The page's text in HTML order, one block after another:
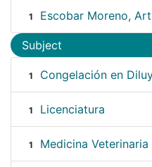
1 Escobar Moreno,
Subject
1 Congelación en
1 Licenciatura
1 Medicina